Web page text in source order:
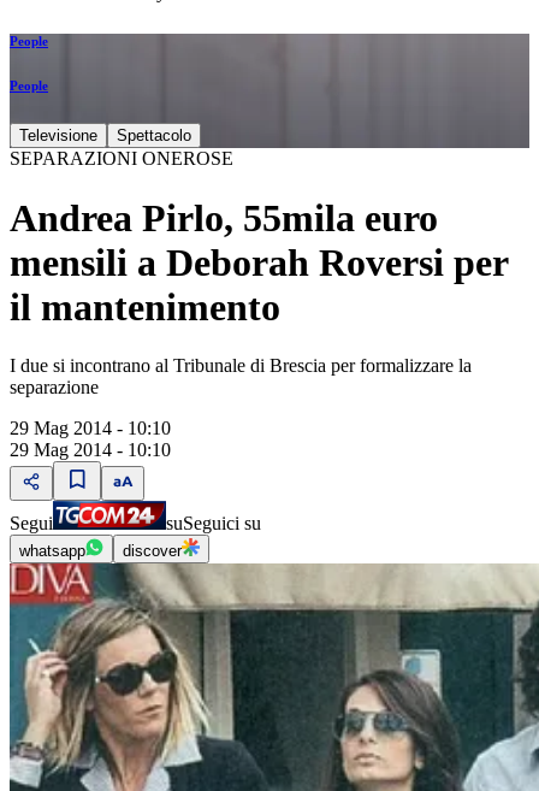
People
People
Televisione Spettacolo
SEPARAZIONI ONEROSE
Andrea Pirlo, 55mila euro
mensili a Deborah Roversi per
il mantenimento
I due si incontrano al Tribunale di Brescia per formalizzare la
separazione
29 Mag 2014 - 10:10
29 Mag 2014 - 10:10
Segui suSeguici su
whatsapp discover